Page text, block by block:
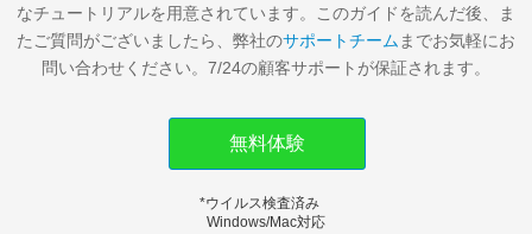
ストア
なチュートリアルを用意されています。このガイドを読んだ後、ま
たご質問がございましたら、弊社のサポートチーム までお気軽にお
問い合わせください。7/24の顧客サポートが保証されます。
無料体験
*ウイルス検査済み
Windows/Mac対応